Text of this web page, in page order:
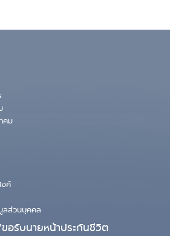
คม
งค์
ลส่วนบุคคล
อรับนายหน้าประกันชีวิต